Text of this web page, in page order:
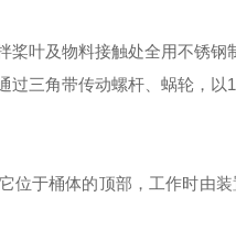
桨叶及物料接触处全用不锈钢
过三角带传动螺杆、蜗轮，
位于桶体的顶部，工作时由